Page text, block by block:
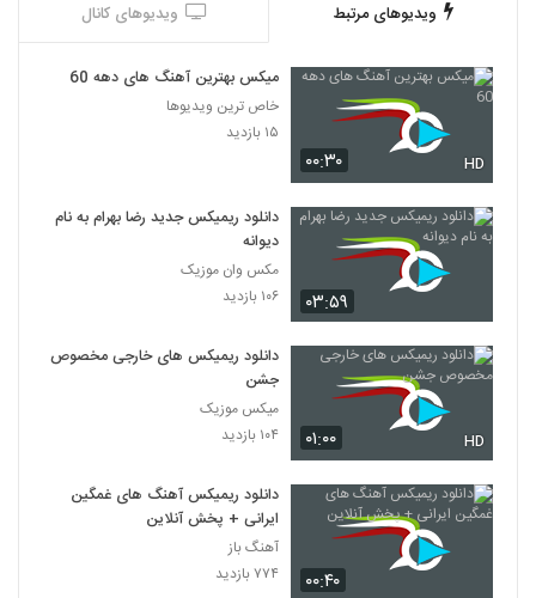
ویدیوهای مرتبط ویدیوهای کانال
۰۰:۳۰ HD
میکس بهترین آهنگ های دهه 60
خاص ترین ویدیوها
۱۵ بازدید
۰۳:۵۹
دانلود ریمیکس جدید رضا بهرام به نام
دیوانه
مکس وان موزیک
۱۰۶ بازدید
۰۱:۰۰ HD
دانلود ریمیکس های خارجی مخصوص
جشن
میکس موزیک
۱۰۴ بازدید
۰۰:۴۰
دانلود ریمیکس آهنگ های غمگین
ایرانی + پخش آنلاین
آهنگ باز
۷۷۴ بازدید